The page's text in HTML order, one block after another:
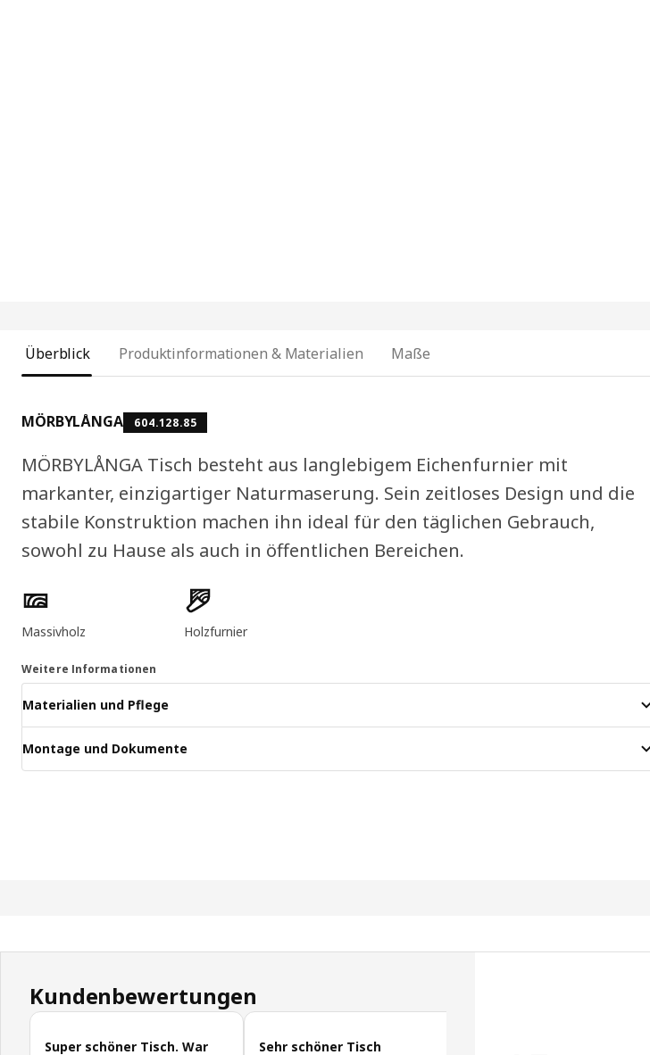
Überblick Produktinformationen & Materialien Maße
MÖRBYLÅNGA 604.128.85
MÖRBYLÅNGA Tisch besteht aus langlebigem Eichenfurnier mit
markanter, einzigartiger Naturmaserung. Sein zeitloses Design und die
stabile Konstruktion machen ihn ideal für den täglichen Gebrauch,
sowohl zu Hause als auch in öffentlichen Bereichen.
Produktmerkmale
Massivholz Holzfurnier
Weitere Informationen
Materialien und Pflege
Montage und Dokumente
Kundenbewertungen
Kundenbewertungen überspringen
Super schöner Tisch. War
Sehr schöner Tisch